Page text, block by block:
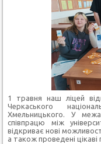
1 травня наш ліцей
Черкаського
Хмельницького. У
співпрацю між
відкриває нові
а також проведені цікаві